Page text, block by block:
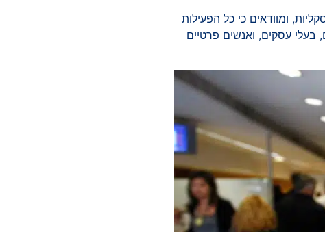
ומוודאים כי כל הפעילות
בעלי עסקים, ואנשים פרטיים